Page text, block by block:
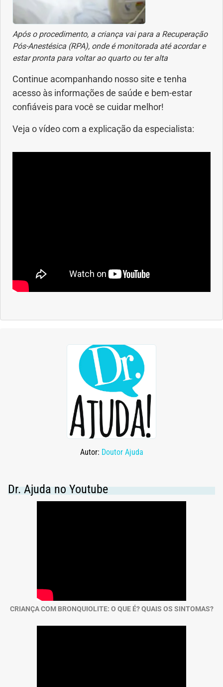
Após o procedimento, a criança vai para a Recuperação
Pós-Anestésica (RPA), onde é monitorada até acordar e
estar pronta para voltar ao quarto ou ter alta
Continue acompanhando nosso site e tenha
acesso às informações de saúde e bem-estar
confiáveis para você se cuidar melhor!
Veja o vídeo com a explicação da especialista:
Autor: Doutor Ajuda
Dr. Ajuda no Youtube
CRIANÇA COM BRONQUIOLITE: O QUE É? QUAIS OS SINTOMAS?